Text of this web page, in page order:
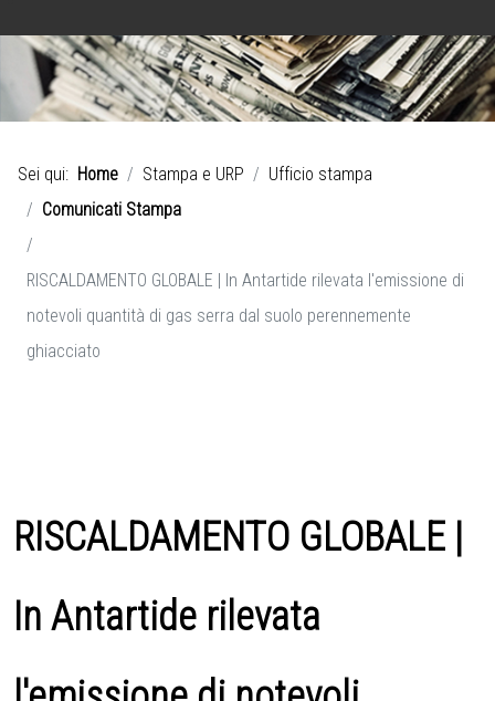
Sei qui: Home Stampa e URP
Ufficio stampa
Comunicati Stampa
RISCALDAMENTO GLOBALE | In Antartide rilevata l'emissione di
notevoli quantità di gas serra dal suolo perennemente
ghiacciato
RISCALDAMENTO GLOBALE |
In Antartide rilevata